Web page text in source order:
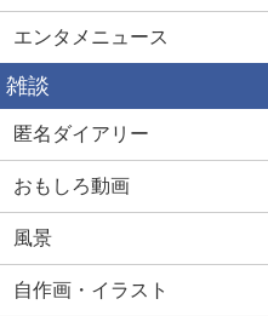
エンタメニュース
雑談
匿名ダイアリー
おもしろ動画
風景
自作画・イラスト